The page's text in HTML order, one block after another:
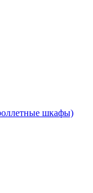
шкафы)